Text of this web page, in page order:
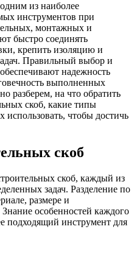
из наиболее
инструментов при
монтажных и
быстро соединять
крепить изоляцию и
Правильный выбор и
надежность
выполненных
разберем, на что обратить
скоб, какие типы
использовать, чтобы достичь
скоб
скоб, каждый из
задач. Разделение по
размере и
особенностей каждого
подходящий инструмент для